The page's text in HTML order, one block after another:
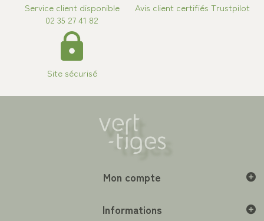
Service client disponible
02 35 27 41 82
Avis client certifiés Trustpilot
Site sécurisé
Mon compte
Informations